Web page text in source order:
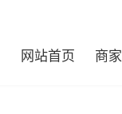
网站首页 商